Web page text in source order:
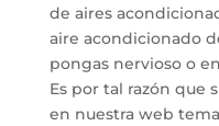
de aires
aire acondicionado
pongas nervioso o
Es por tal razón que
en nuestra web